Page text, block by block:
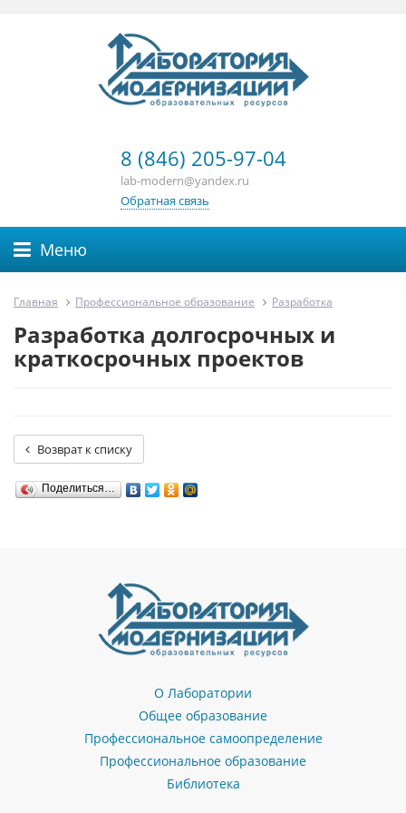
8 (846) 205-97-04
lab-modern@yandex.ru
Обратная связь
Меню
Главная Профессиональное образование Разработка
Разработка долгосрочных и
краткосрочных проектов
Возврат к списку
Поделиться…
О Лаборатории
Общее образование
Профессиональное самоопределение
Профессиональное образование
Библиотека